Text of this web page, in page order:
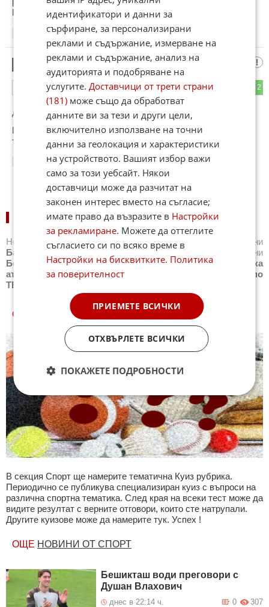
Роналдо
03.10.2024
Хм...
2
ОТГОВОР
До коментар #1от "Хм... Аз пък помислих, че":
Ще си присажда от твойта коса,ако не си плешшив
травверс
03.10.2024
НОВИНИ ПО СПОРТОВЕ:
Новини Бг футбол ,Новини Световен футбол
Новини
Баскетбол
,
Новини
Бойни спортове ,Новини Други спортове ,Новини
Лека
атлетика
,Новини Моторни спортове
Спортът по
ТВ
СПОРТ КУИЗОВЕ
В секция Спорт ще намерите тематична Куиз рубрика.
Периодично се публикува специализиран куиз с въпроси на
различна спортна тематика. След края на всеки тест може да
видите резултат с верните отговори, които сте натрупали.
Другите куизове може да намерите тук. Успех !
ОЩЕ НОВИНИ ОТ СПОРТ
Бешикташ води преговори с
Душан Влахович
днес в 22:14 ч. 307
0
идентификатори и данни за
сърфиране, за персонализирани
реклами и съдържание, измерване на
реклами и съдържание, анализ на
аудиторията и подобряване на
услугите.Доставчици от трети страни
(181) може също да обработват
данните ви за тези и други цели,
включително използване на точни
данни за геолокация и характеристики
на устройството. Вашият избор важи
само за този уебсайт. Някои
доставчици може да разчитат на
законен интерес вместо на съгласие;
имате право да възразите в Настройки
за рекламиране. Можете да оттеглите
съгласието си по всяко време в
Настройки на бисквитките. Политика
за поверителност
ПРИЕМЕТЕ ВСИЧКИ
ОТХВЪРЛЕТЕ ВСИЧКИ
ПОКАЖЕТЕ ПОДРОБНОСТИ